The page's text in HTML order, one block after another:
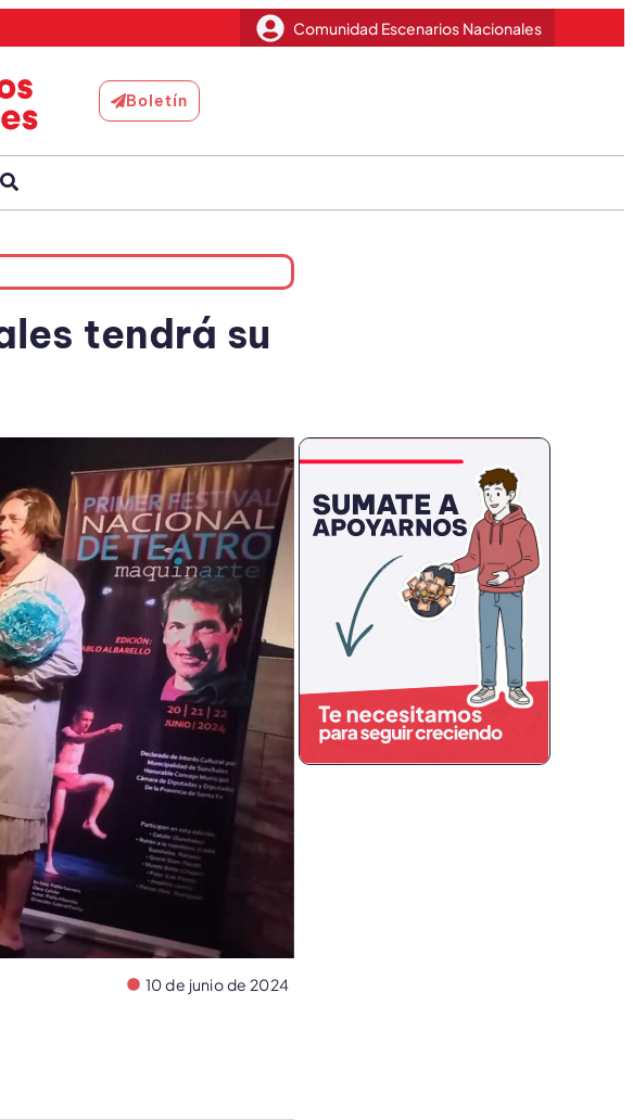
Comunidad Escenarios Nacionales
Boletín
tendrá su
10 de junio de 2024